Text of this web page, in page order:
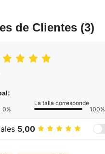
de Clientes (3)
0%
La talla corresponde
100%
5,00